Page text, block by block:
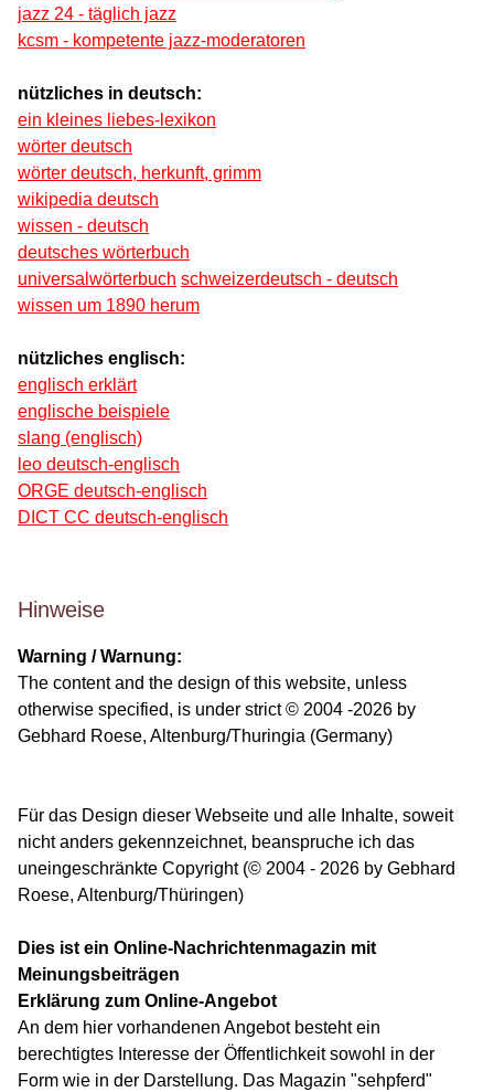
jazz 24 - täglich jazz
kcsm - kompetente jazz-moderatoren
nützliches in deutsch:
ein kleines liebes-lexikon
wörter deutsch
wörter deutsch, herkunft, grimm
wikipedia deutsch
wissen - deutsch
deutsches wörterbuch
universalwörterbuch schweizerdeutsch - deutsch
wissen um 1890 herum
nützliches englisch:
englisch erklärt
englische beispiele
slang (englisch)
leo deutsch-englisch
ORGE deutsch-englisch
DICT CC deutsch-englisch
Hinweise
Warning / Warnung:
The content and the design of this website, unless
otherwise specified, is under strict © 2004 -2026 by
Gebhard Roese, Altenburg/Thuringia (Germany)
Für das Design dieser Webseite und alle Inhalte, soweit
nicht anders gekennzeichnet, beanspruche ich das
uneingeschränkte Copyright (© 2004 - 2026 by Gebhard
Roese, Altenburg/Thüringen)
Dies ist ein Online-Nachrichtenmagazin mit
Meinungsbeiträgen
Erklärung zum Online-Angebot
An dem hier vorhandenen Angebot besteht ein
berechtigtes Interesse der Öffentlichkeit sowohl in der
Form wie in der Darstellung. Das Magazin "sehpferd"